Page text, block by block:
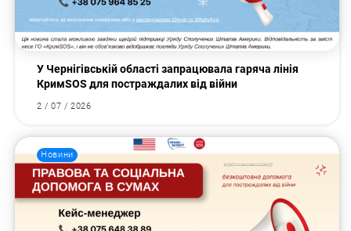
У Чернігівській області запрацювала гаряча лінія
КримSOS для постраждалих від війни
2 / 07 / 2026
Новини